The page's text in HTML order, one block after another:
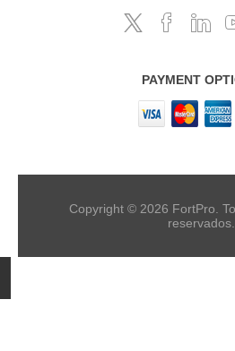
PAYMENT
Copyright © 2026 FortPro.
reservados.